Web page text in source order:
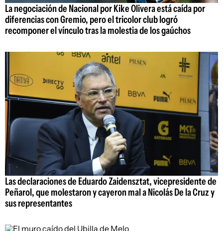
La negociación de Nacional por Kike Olivera está caída por
diferencias con Gremio, pero el tricolor club logró
recomponer el vínculo tras la molestia de los gaúchos
Las declaraciones de Eduardo Zaidensztat, vicepresidente de
Peñarol, que molestaron y cayeron mal a Nicolás De la Cruz y
sus representantes